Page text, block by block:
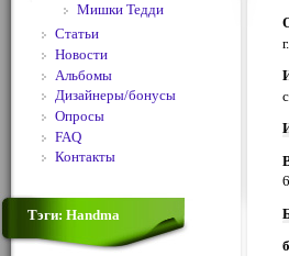
Мишки Тедди
Статьи
Новости
Альбомы
Дизайнеры/бонусы
Опросы
FAQ
Контакты
Тэги: Handma